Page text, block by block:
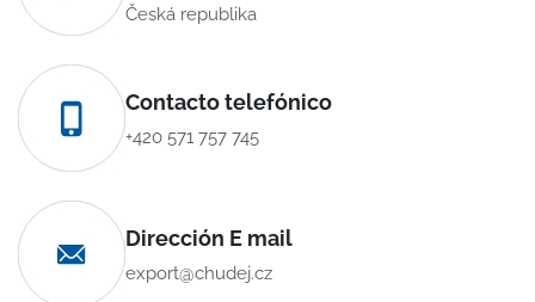
Česká republika
Contacto telefónico
+420 571 757 745
Dirección E mail
export@chudej.cz